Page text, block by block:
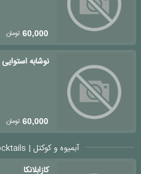
60,000 تومان
نوشابه استوایی
60,000 تومان
آبمیوه و کوکتل | Juice and cocktails
کازابلانکا